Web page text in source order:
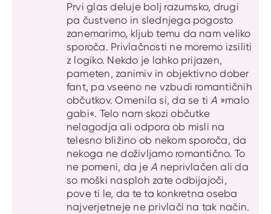
Prvi glas deluje bolj razumsko, drugi
pa čustveno in slednjega pogosto
zanemarimo, kljub temu da nam veliko
sporoča. Privlačnosti ne moremo izsiliti
z logiko. Nekdo je lahko prijazen,
pameten, zanimiv in objektivno dober
fant, pa vseeno ne vzbudi romantičnih
občutkov. Omenila si, da se tiA »malo
gabi«. Telo nam skozi občutke
nelagodja ali odpora ob misli na
telesno bližino ob nekom sporoča, da
nekoga ne doživljamo romantično. To
ne pomeni, da jeA neprivlačen ali da
so moški nasploh zate odbijajoči,
pove ti le, da te ta konkretna oseba
najverjetneje ne privlači na tak način.